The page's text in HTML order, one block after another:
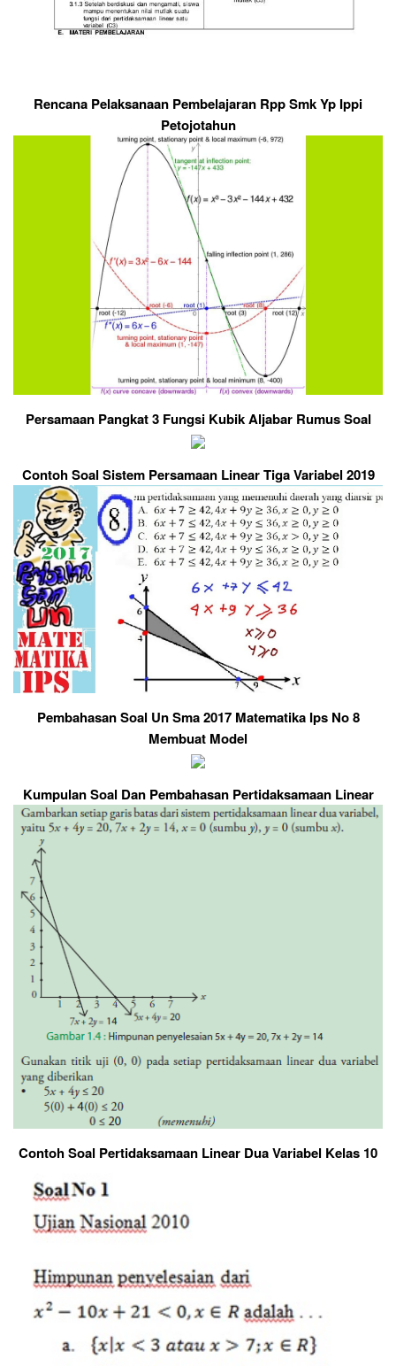
Rencana Pelaksanaan Pembelajaran Rpp Smk Yp Ippi
Petojotahun
Persamaan Pangkat 3 Fungsi Kubik Aljabar Rumus Soal
Contoh Soal Sistem Persamaan Linear Tiga Variabel 2019
Pembahasan Soal Un Sma 2017 Matematika Ips No 8
Membuat Model
Kumpulan Soal Dan Pembahasan Pertidaksamaan Linear
Contoh Soal Pertidaksamaan Linear Dua Variabel Kelas 10